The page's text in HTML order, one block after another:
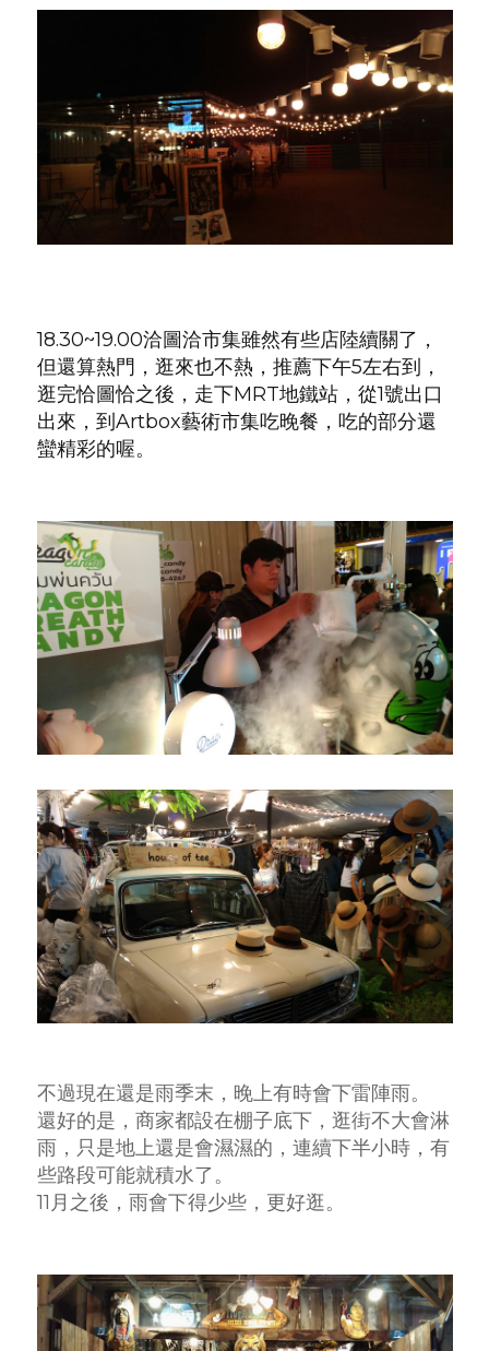
18.30~19.00洽圖洽市集雖然有些店陸續關了，
但還算熱門，逛來也不熱，推薦下午5左右到，
逛完恰圖恰之後，走下MRT地鐵站，從1號出口
出來，到Artbox藝術市集吃晚餐，吃的部分還
蠻精彩的喔。
不過現在還是雨季末，晚上有時會下雷陣雨。
還好的是，商家都設在棚子底下，逛街不大會淋
雨，只是地上還是會濕濕的，連續下半小時，有
些路段可能就積水了。
11月之後，雨會下得少些，更好逛。